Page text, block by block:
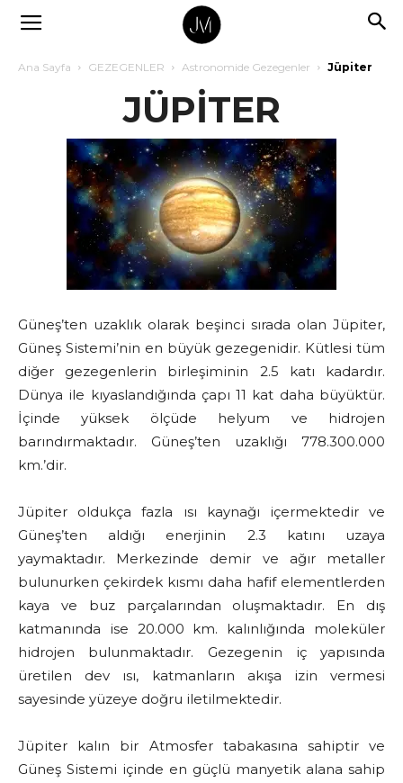
Ana Sayfa GEZEGENLER Astronomide Gezegenler Jüpiter
JÜPİTER
Güneş’ten uzaklık olarak beşinci sırada olan Jüpiter,
Güneş Sistemi’nin en büyük gezegenidir. Kütlesi tüm
diğer gezegenlerin birleşiminin 2.5 katı kadardır.
Dünya ile kıyaslandığında çapı 11 kat daha büyüktür.
İçinde yüksek ölçüde helyum ve hidrojen
barındırmaktadır. Güneş’ten uzaklığı 778.300.000
km.’dir.
Jüpiter oldukça fazla ısı kaynağı içermektedir ve
Güneş’ten aldığı enerjinin 2.3 katını uzaya
yaymaktadır. Merkezinde demir ve ağır metaller
bulunurken çekirdek kısmı daha hafif elementlerden
kaya ve buz parçalarından oluşmaktadır. En dış
katmanında ise 20.000 km. kalınlığında moleküler
hidrojen bulunmaktadır. Gezegenin iç yapısında
üretilen dev ısı, katmanların akışa izin vermesi
sayesinde yüzeye doğru iletilmektedir.
Jüpiter kalın bir Atmosfer tabakasına sahiptir ve
Güneş Sistemi içinde en güçlü manyetik alana sahip